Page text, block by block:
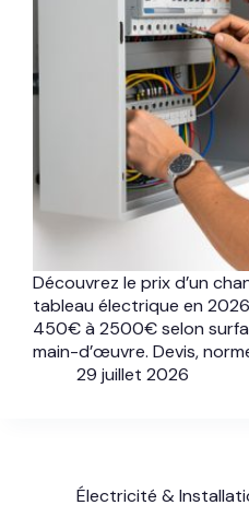
Découvrez le prix d’un
tableau électrique en
450€ à 2500€ selon
main-d’œuvre. Devis,
29 juillet 2026
Électricité &